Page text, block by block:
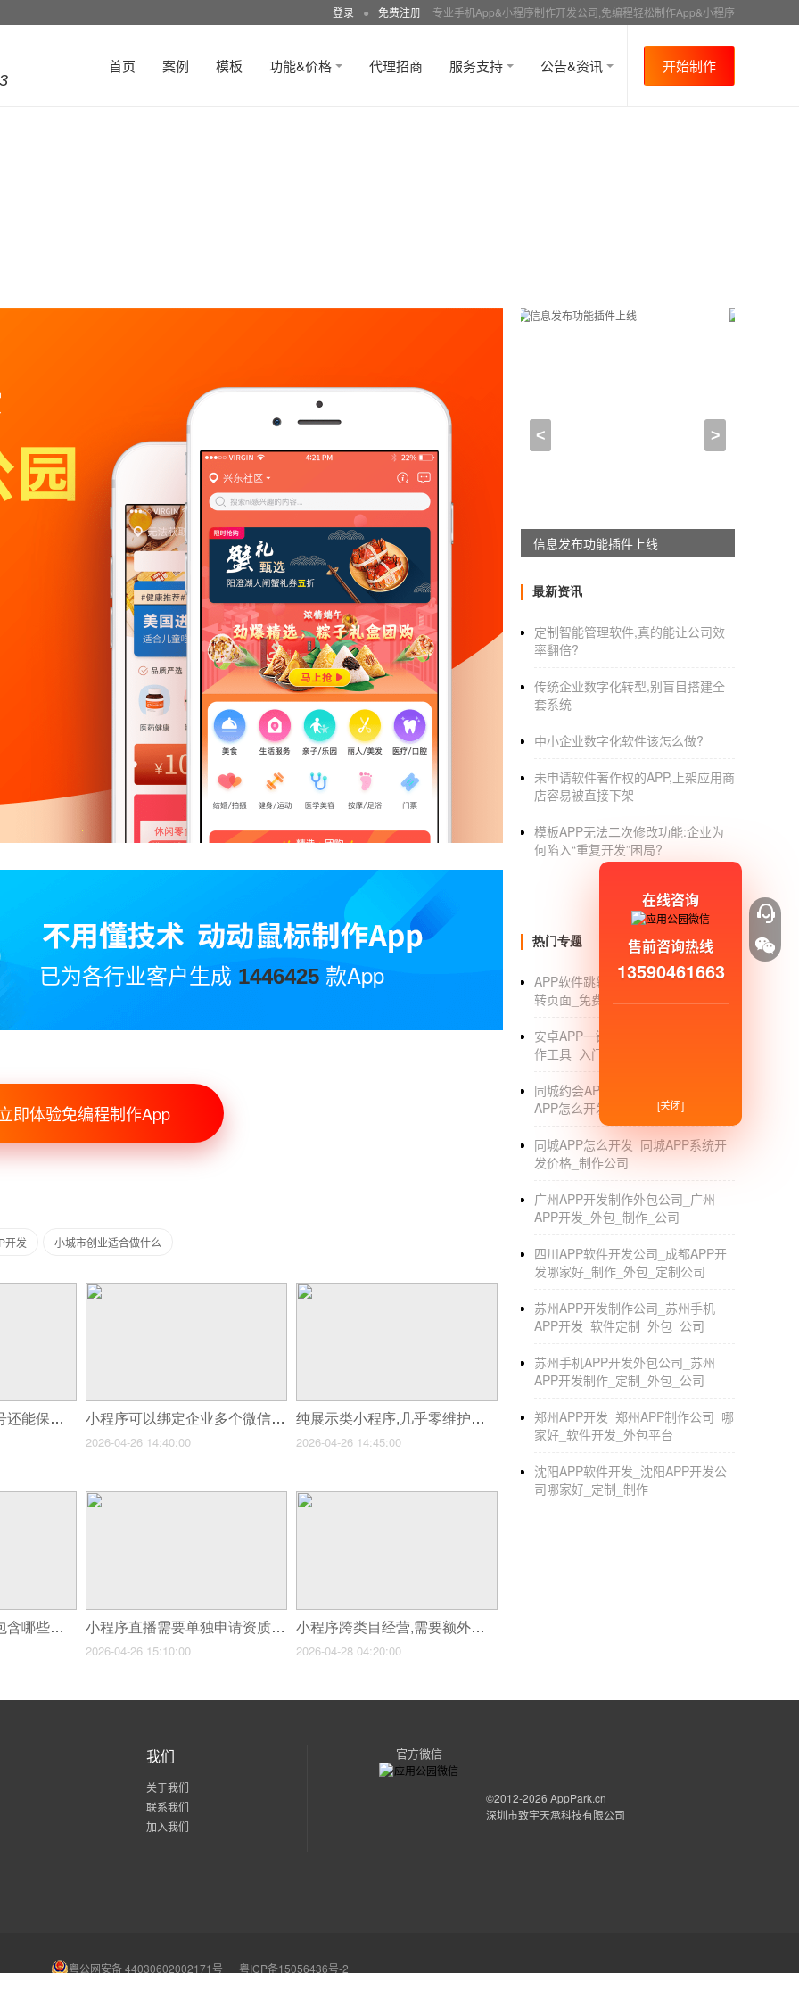
登录 ● 免费注册 专业手机App&小程序制作开发公司,免编程轻松制作App&小程序
首页 案例 模板 功能&价格 代理招商 服务支持 公告&资讯 开始制作
2021-04-10 11:15:00
对于科技发烧友来说有个能随时获取资讯的
外，还汇集了网络上的精彩科技资讯，满足
的内容。2. 新闻推荐：这样就能帮助用户找
十大科技栏目，根据自己的喜好来自由选择
达自己的态度，说出自己真实的想法。5. 一
资讯，
自己怎么做App软件
想要自己做一个APP，至少需要ios和
师集中的地方，可能会比较适合你去学习一
1、选择一家大型且有实力的app开发商，如国
2、确定自己的app开发功能需求，并且形成
3、评估app开发功能需求，具体开发时间以
4、app程序制作；
6、app功能测试；
7、app上线；完成定制开发；
博物馆APP开发 古老与现代的结合
提起博物馆很多人想到的都是老古董，以后
信息是否可以存档。平台通过标记、分类和
会活动预告等内容的信息推送功能，让展会信
已为各行业客户生成 1446425 款App
即体验免编程制作App
开发 小城市创业适合做什么
小程序主体注销,账号还能保留吗? 小程序可以绑定企业多个微信号吗?
2026-04-26 14:40:00
纯展示类小程序,几乎零维护是真的吗?
2026-04-26 14:45:00
全包式小程序搭建,包含哪些服务? 小程序直播需要单独申请资质吗?
2026-04-26 15:10:00
小程序跨类目经营,需要额外报备吗?
2026-04-28 04:20:00
< >
APPWORKON上线
最新资讯
定制智能管理软件,真的能让公司效
率翻倍?
传统企业数字化转型,别盲目搭建全
套系统
中小企业数字化软件该怎么做?
未申请软件著作权的APP,上架应用商
店容易被直接下架
模板APP无法二次修改功能:企业为
何陷入“重复开发”困局?
热门专题
APP软件跳转_APP软件制作怎么跳
转页面_免费制作工具_教程_公司
安卓APP一键制作_安卓APP一键制
作工具_入门教程_价格
同城约会APP开发_同城约会交友
APP怎么开发_公司_价格
同城APP怎么开发_同城APP系统开
发价格_制作公司
广州APP开发制作外包公司_广州
APP开发_外包_制作_公司
四川APP软件开发公司_成都APP开
发哪家好_制作_外包_定制公司
苏州APP开发制作公司_苏州手机
APP开发_软件定制_外包_公司
苏州手机APP开发外包公司_苏州
APP开发制作_定制_外包_公司
郑州APP开发_郑州APP制作公司_哪
家好_软件开发_外包平台
沈阳APP软件开发_沈阳APP开发公
司哪家好_定制_制作
我们
关于我们
联系我们
加入我们
官方微信
©2012-2026 AppPark.cn
深圳市致宇天承科技有限公司
粤公网安备 44030602002171号 粤ICP备15056436号-2
在线咨询
售前咨询热线
13590461663
[关闭]